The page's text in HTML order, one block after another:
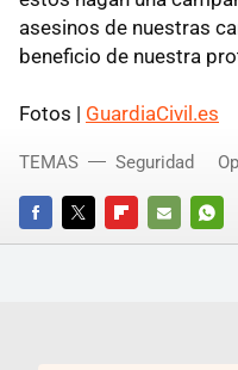
asesinos de nuestras
beneficio de nuestra
Fotos | GuardiaCivil.es
FACEBOOKTWITTERFLIPBOARD
E-
TEMAS Seguridad